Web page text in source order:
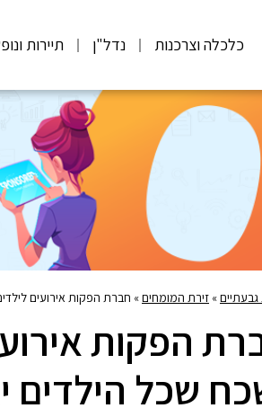
כלכלה וצרכנות נדל"ן תיירות
» זירת המומחים» חברת הפקות אירועים
הפקות
שכל הילדים